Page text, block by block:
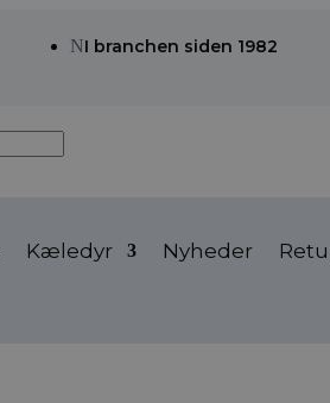
NI branchen siden 1982
Kæledyr Nyheder